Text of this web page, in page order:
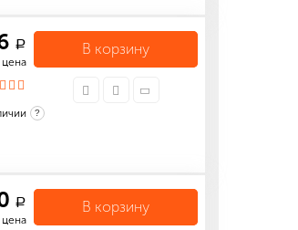
a
цена
?
В корзину
a
цена
В корзину